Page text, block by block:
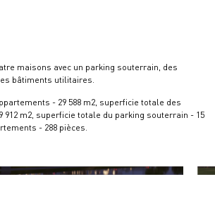
maisons avec un parking souterrain, des
bâtiments utilitaires.
- 29 588 m2, superficie totale des
912 m2, superficie totale du parking souterrain - 15
- 288 pièces.